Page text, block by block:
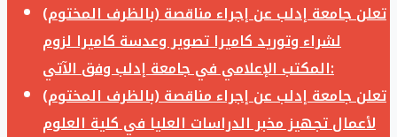
تعلن جامعة إدلب عن إجراء مناقصة (بالظرف المختوم)
لشراء وتوريد كاميرا تصوير وعدسة كاميرا لزوم
المكتب الإعلامي في جامعة إدلب وفق الآتي:
تعلن جامعة إدلب عن إجراء مناقصة (بالظرف المختوم)
لأعمال تجهيز مخبر الدراسات العليا في كلية العلوم